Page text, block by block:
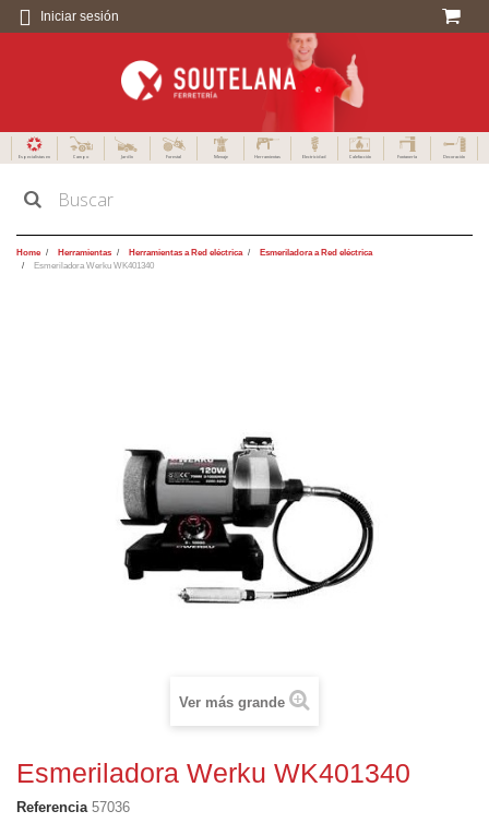
Iniciar sesión
Especialistas en Campo Jardín Forestal Menaje Herramientas Electricidad Calefacción Fontanería Decoración
Home Herramientas Herramientas a Red eléctrica
Esmeriladora a Red eléctrica
Esmeriladora Werku WK401340
Ver más grande
Esmeriladora Werku WK401340
Referencia 57036